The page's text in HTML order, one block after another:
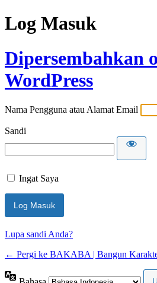
Log Masuk
Dipersembahkan
WordPress
Nama Pengguna atau Alamat Email
Sandi
Ingat Saya
Lupa sandi Anda?
← Pergi ke BAKABA | Bangun